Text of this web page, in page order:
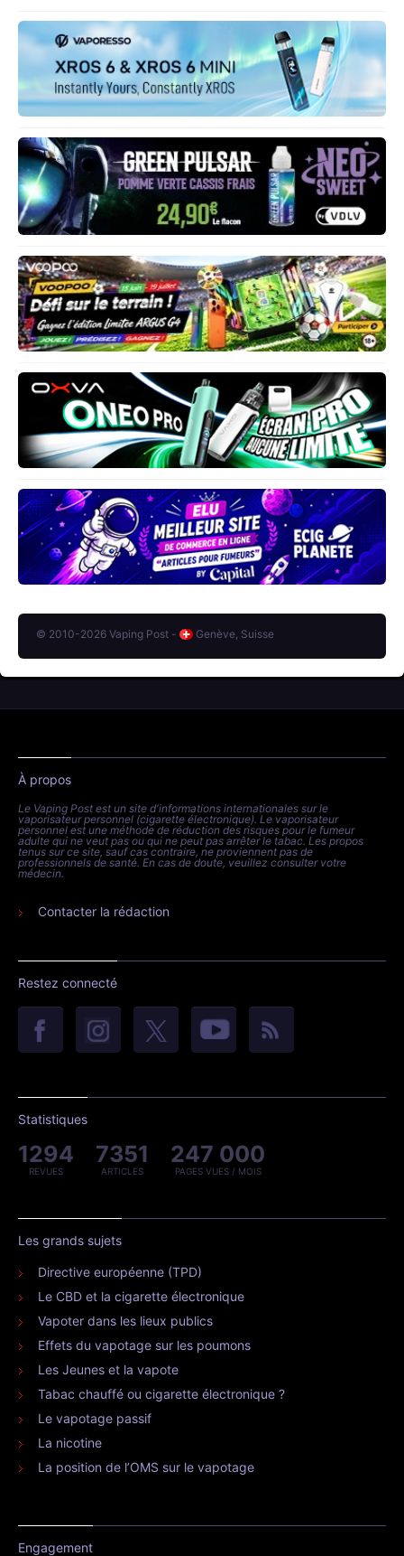
© 2010-2026 Vaping Post - Genève, Suisse
À propos
Le Vaping Post est un site d'informations internationales sur le
vaporisateur personnel (cigarette électronique). Le vaporisateur
personnel est une méthode de réduction des risques pour le fumeur
adulte qui ne veut pas ou qui ne peut pas arrêter le tabac. Les propos
tenus sur ce site, sauf cas contraire, ne proviennent pas de
professionnels de santé. En cas de doute, veuillez consulter votre
médecin.
Contacter la rédaction
Restez connecté
Statistiques
1294
REVUES
7351
ARTICLES
247 000
PAGES VUES / MOIS
Les grands sujets
Directive européenne (TPD)
Le CBD et la cigarette électronique
Vapoter dans les lieux publics
Effets du vapotage sur les poumons
Les Jeunes et la vapote
Tabac chauffé ou cigarette électronique ?
Le vapotage passif
La nicotine
La position de l’OMS sur le vapotage
Engagement